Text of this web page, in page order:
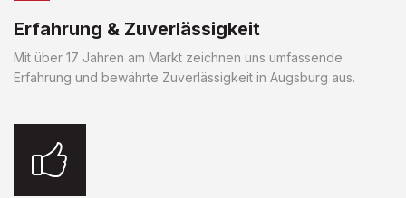
Erfahrung & Zuverlässigkeit
Mit über 17 Jahren am Markt zeichnen uns umfassende
Erfahrung und bewährte Zuverlässigkeit in Augsburg aus.